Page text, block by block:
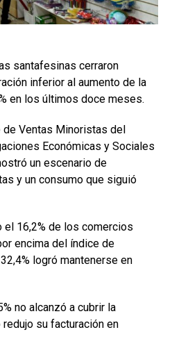
santafesinas cerraron
inferior al aumento de la
en los últimos doce meses.
Ventas Minoristas del
Económicas y Sociales
un escenario de
y un consumo que siguió
16,2% de los comercios
encima del índice de
logró mantenerse en
no alcanzó a cubrir la
su facturación en